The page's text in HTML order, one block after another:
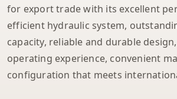
for export trade with its excellent
efficient hydraulic system,
capacity, reliable and durable
operating experience, convenient
configuration that meets